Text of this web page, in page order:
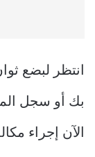
انتظر لبضع